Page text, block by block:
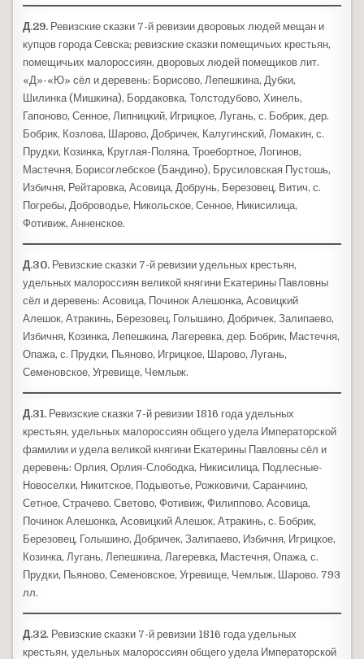
Д.29. Ревизские сказки 7-й ревизии дворовых людей мещан и
купцов города Севска; ревизские сказки помещичьих крестьян,
помещичьих малороссиян, дворовых людей помещиков лит.
«Д»-«Ю» сёл и деревень: Борисово, Лепешкина, Дубки,
Шилинка (Мишкина), Бордаковка, Толстодубово, Хинель,
Гапоново, Сенное, Липницкий, Игрицкое, Лугань, с. Бобрик, дер.
Бобрик, Козлова, Шарово, Добричек, Калугинский, Ломакин, с.
Прудки, Козинка, Круглая-Поляна, Троебортное, Логинов,
Мастечня, Борисоглебское (Бандино), Брусиловская Пустошь,
Избичня, Рейтаровка, Асовица, Добрунь, Березовец, Витич, с.
Погребы, Доброводье, Никольское, Сенное, Никисилица,
Фотивиж, Анненское.
Д.30. Ревизские сказки 7-й ревизии удельных крестьян,
удельных малороссиян великой княгини Екатерины Павловны
сёл и деревень: Асовица, Починок Алешонка, Асовицкий
Алешок, Атракинь, Березовец, Голышино, Добричек, Залипаево,
Избичня, Козинка, Лепешкина, Лагеревка, дер. Бобрик, Мастечня,
Опажа, с. Прудки, Пьяново, Игрицкое, Шарово, Лугань,
Семеновское, Угревище, Чемлыж.
Д.31. Ревизские сказки 7-й ревизии 1816 года удельных
крестьян, удельных малороссиян общего удела Императорской
фамилии и удела великой княгини Екатерины Павловны сёл и
деревень: Орлия, Орлия-Слободка, Никисилица, Подлесные-
Новоселки, Никитское, Подывотье, Рожковичи, Саранчино,
Сетное, Страчево, Светово, Фотивиж, Филиппово, Асовица,
Починок Алешонка, Асовицкий Алешок, Атракинь, с. Бобрик,
Березовец, Голышино, Добричек, Залипаево, Избичня, Игрицкое,
Козинка, Лугань, Лепешкина, Лагеревка, Мастечня, Опажа, с.
Прудки, Пьяново, Семеновское, Угревище, Чемлыж, Шарово. 793
лл.
Д.32. Ревизские сказки 7-й ревизии 1816 года удельных
крестьян, удельных малороссиян общего удела Императорской